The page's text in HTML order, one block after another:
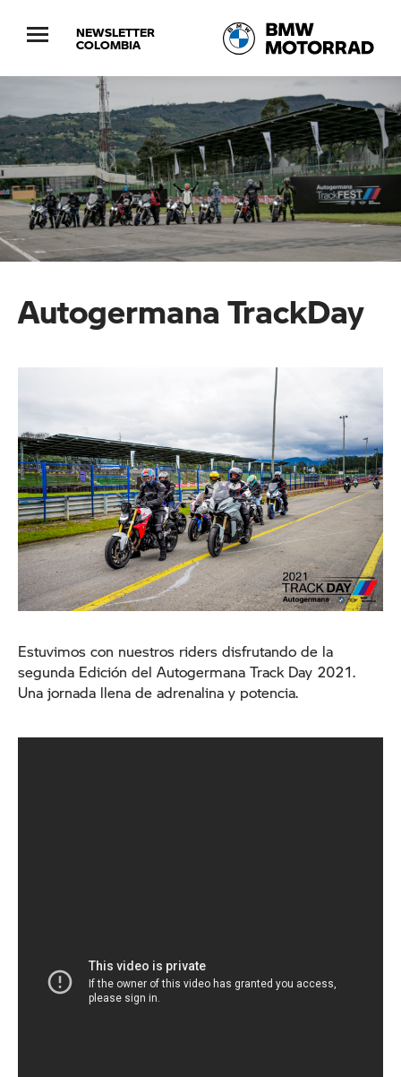
NEWSLETTER
COLOMBIA
Autogermana TrackDay
Estuvimos con nuestros riders disfrutando de la
segunda Edición del Autogermana Track Day 2021.
Una jornada llena de adrenalina y potencia.